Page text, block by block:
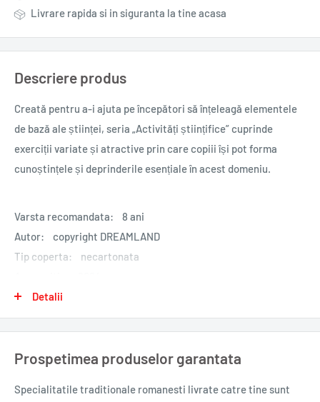
Livrare rapida si in siguranta la tine acasa
Descriere produs
Creată pentru a-i ajuta pe începători să înțeleagă elementele
de bază ale științei, seria „Activități științifice” cuprinde
exerciții variate și atractive prin care copiii își pot forma
cunoștințele și deprinderile esențiale în acest domeniu.
Varsta recomandata: 8 ani
Autor: copyright DREAMLAND
Tip coperta: necartonata
Nr. pagini: 80
Format: 21.5 x 28 cm
Greutate: 0.260 kg
Detalii
Prospetimea produselor garantata
Specialitatile traditionale romanesti livrate catre tine sunt